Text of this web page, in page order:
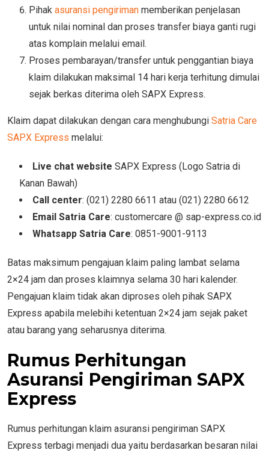
Pihak asuransi pengiriman memberikan penjelasan
untuk nilai nominal dan proses transfer biaya ganti rugi
atas komplain melalui email.
Proses pembarayan/transfer untuk penggantian biaya
klaim dilakukan maksimal 14 hari kerja terhitung dimulai
sejak berkas diterima oleh SAPX Express.
Klaim dapat dilakukan dengan cara menghubungi Satria Care
SAPX Express melalui:
Live chat website SAPX Express (Logo Satria di
Kanan Bawah)
Call center: (021) 2280 6611 atau (021) 2280 6612
Email Satria Care: customercare @ sap-express.co.id
Whatsapp Satria Care: 0851-9001-9113
Batas maksimum pengajuan klaim paling lambat selama
2×24 jam dan proses klaimnya selama 30 hari kalender.
Pengajuan klaim tidak akan diproses oleh pihak SAPX
Express apabila melebihi ketentuan 2×24 jam sejak paket
atau barang yang seharusnya diterima.
Rumus Perhitungan
Asuransi Pengiriman SAPX
Express
Rumus perhitungan klaim asuransi pengiriman SAPX
Express terbagi menjadi dua yaitu berdasarkan besaran nilai